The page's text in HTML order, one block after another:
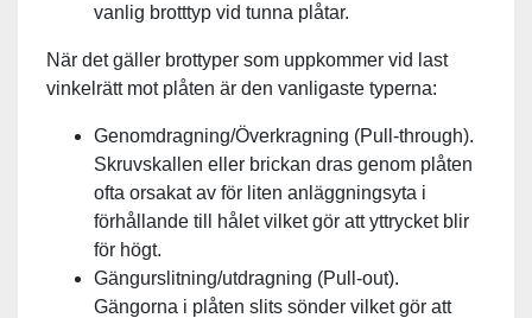
vanlig brotttyp vid tunna plåtar.
När det gäller brottyper som uppkommer vid last
vinkelrätt mot plåten är den vanligaste typerna:
Genomdragning/Överkragning (Pull-through).
Skruvskallen eller brickan dras genom plåten
ofta orsakat av för liten anläggningsyta i
förhållande till hålet vilket gör att yttrycket blir
för högt.
Gängurslitning/utdragning (Pull-out).
Gängorna i plåten slits sönder vilket gör att